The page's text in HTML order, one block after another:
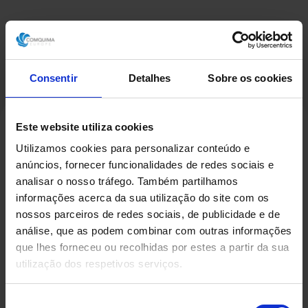
Consentir Detalhes Sobre os cookies
Este website utiliza cookies
Utilizamos cookies para personalizar conteúdo e
anúncios, fornecer funcionalidades de redes sociais e
analisar o nosso tráfego. Também partilhamos
informações acerca da sua utilização do site com os
nossos parceiros de redes sociais, de publicidade e de
análise, que as podem combinar com outras informações
que lhes forneceu ou recolhidas por estes a partir da sua
utilização dos respetivos serviços.
Produtos Relacionados